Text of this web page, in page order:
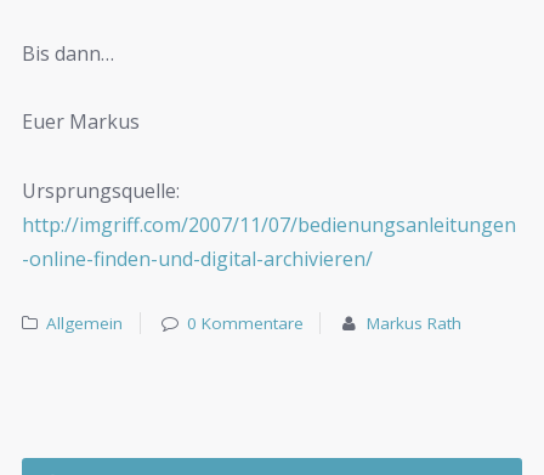
Bis dann…
Euer Markus
Ursprungsquelle:
http://imgriff.com/2007/11/07/bedienungsanleitungen
-online-finden-und-digital-archivieren/
Allgemein 0 Kommentare Markus Rath